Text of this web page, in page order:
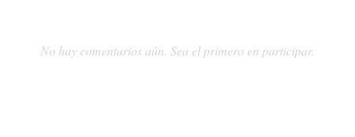
No hay comentarios aún. Sea el primero en participar.